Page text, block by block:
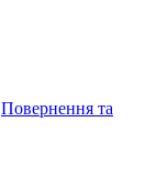
Повернення та